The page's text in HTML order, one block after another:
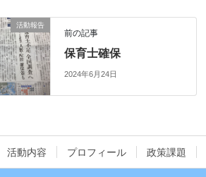
活動報告
前の記事
保育士確保
2024年6月24日
活動内容 プロフィール 政策課題